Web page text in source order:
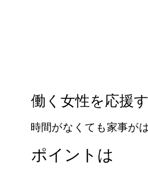
働く女性を応援
時間がなくても家事が
ポイントは